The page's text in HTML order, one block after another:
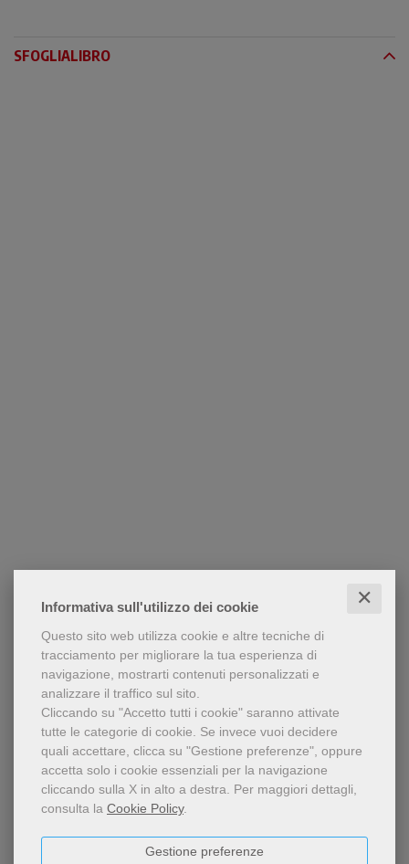
Informativa sull'utilizzo dei cookie ✕
Questo sito web utilizza cookie e altre tecniche di
tracciamento per migliorare la tua esperienza di
navigazione, mostrarti contenuti personalizzati e
analizzare il traffico sul sito.
Cliccando su "Accetto tutti i cookie" saranno attivate
tutte le categorie di cookie. Se invece vuoi decidere
quali accettare, clicca su "Gestione preferenze", oppure
accetta solo i cookie essenziali per la navigazione
cliccando sulla X in alto a destra. Per maggiori dettagli,
consulta la Cookie Policy.
Gestione preferenze
SFOGLIALIBRO